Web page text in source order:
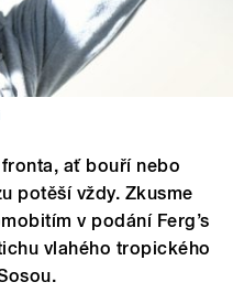
ať bouří nebo
potěší vždy. Zkusme
v podání Ferg’s
vlahého tropického